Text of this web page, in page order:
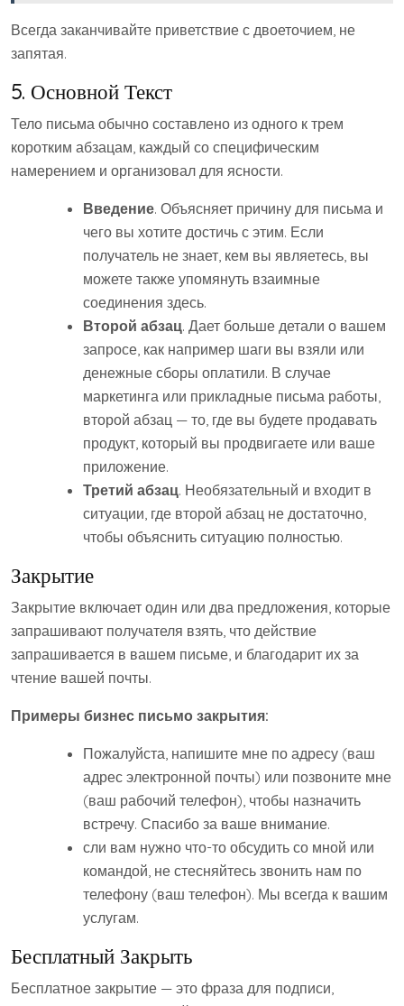
Всегда заканчивайте приветствие с двоеточием, не
запятая.
5. Основной Текст
Тело письма обычно составлено из одного к трем
коротким абзацам, каждый со специфическим
намерением и организовал для ясности.
Введение. Объясняет причину для письма и
чего вы хотите достичь с этим. Если
получатель не знает, кем вы являетесь, вы
можете также упомянуть взаимные
соединения здесь.
Второй абзац. Дает больше детали о вашем
запросе, как например шаги вы взяли или
денежные сборы оплатили. В случае
маркетинга или прикладные письма работы,
второй абзац — то, где вы будете продавать
продукт, который вы продвигаете или ваше
приложение.
Третий абзац. Необязательный и входит в
ситуации, где второй абзац не достаточно,
чтобы объяснить ситуацию полностью.
Закрытие
Закрытие включает один или два предложения, которые
запрашивают получателя взять, что действие
запрашивается в вашем письме, и благодарит их за
чтение вашей почты.
Примеры бизнес письмо закрытия:
Пожалуйста, напишите мне по адресу (ваш
адрес электронной почты) или позвоните мне
(ваш рабочий телефон), чтобы назначить
встречу. Спасибо за ваше внимание.
сли вам нужно что-то обсудить со мной или
командой, не стесняйтесь звонить нам по
телефону (ваш телефон). Мы всегда к вашим
услугам.
Бесплатный Закрыть
Бесплатное закрытие — это фраза для подписи,